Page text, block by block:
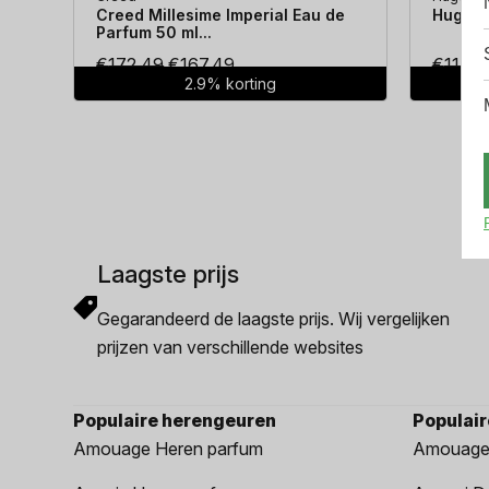
Creed Millesime Imperial Eau de
Parfum 50 ml...
€172.49Oorspronkelijke
prijs
€167.49Huidige
prijs
2.9% korting
Hugo
€
Laagste prijs
Gegarandeerd de laagste prijs. Wij vergelijken
prijzen van verschillende websites
Populaire herengeuren
Amouage Heren parfum